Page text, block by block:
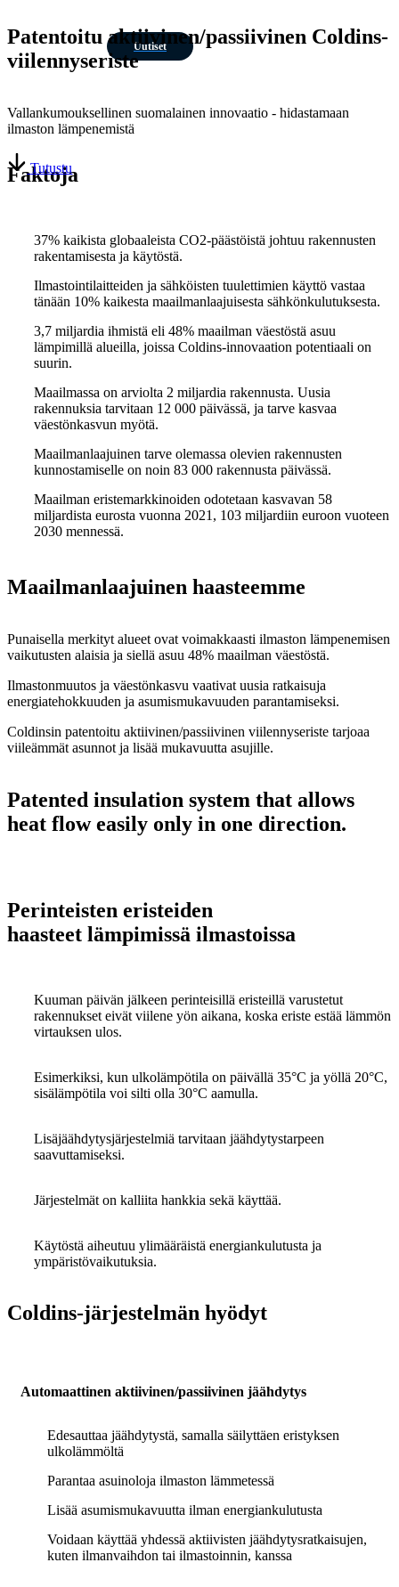
Uutiset
Patentoitu aktiivinen/passiivinen Coldins-
viilennyseriste
Vallankumouksellinen suomalainen innovaatio - hidastamaan
ilmaston lämpenemistä
Tutustu
Faktoja
37% kaikista globaaleista CO2-päästöistä johtuu rakennusten
rakentamisesta ja käytöstä.
Ilmastointilaitteiden ja sähköisten tuulettimien käyttö vastaa
tänään 10% kaikesta maailmanlaajuisesta sähkönkulutuksesta.
3,7 miljardia ihmistä eli 48% maailman väestöstä asuu
lämpimillä alueilla, joissa Coldins-innovaation potentiaali on
suurin.
Maailmassa on arviolta 2 miljardia rakennusta. Uusia
rakennuksia tarvitaan 12 000 päivässä, ja tarve kasvaa
väestönkasvun myötä.
Maailmanlaajuinen tarve olemassa olevien rakennusten
kunnostamiselle on noin 83 000 rakennusta päivässä.
Maailman eristemarkkinoiden odotetaan kasvavan 58
miljardista eurosta vuonna 2021, 103 miljardiin euroon vuoteen
2030 mennessä.
Maailmanlaajuinen haasteemme
Punaisella merkityt alueet ovat voimakkaasti ilmaston lämpenemisen
vaikutusten alaisia ja siellä asuu 48% maailman väestöstä.
Ilmastonmuutos ja väestönkasvu vaativat uusia ratkaisuja
energiatehokkuuden ja asumismukavuuden parantamiseksi.
Coldinsin patentoitu aktiivinen/passiivinen viilennyseriste tarjoaa
viileämmät asunnot ja lisää mukavuutta asujille.
Patented insulation system that allows
heat flow easily only in one direction.
ulos, viilentäen sisätilat.
Perinteisten eristeiden
haasteet lämpimissä ilmastoissa
Kuuman päivän jälkeen perinteisillä eristeillä varustetut
rakennukset eivät viilene yön aikana, koska eriste estää lämmön
virtauksen ulos.
Esimerkiksi, kun ulkolämpötila on päivällä 35°C ja yöllä 20°C,
sisälämpötila voi silti olla 30°C aamulla.
Lisäjäähdytysjärjestelmiä tarvitaan jäähdytystarpeen
saavuttamiseksi.
Järjestelmät on kalliita hankkia sekä käyttää.
Käytöstä aiheutuu ylimääräistä energiankulutusta ja
ympäristövaikutuksia.
Coldins-järjestelmän hyödyt
Automaattinen aktiivinen/passiivinen jäähdytys
Edesauttaa jäähdytystä, samalla säilyttäen eristyksen
ulkolämmöltä
Parantaa asuinoloja ilmaston lämmetessä
Lisää asumismukavuutta ilman energiankulutusta
Voidaan käyttää yhdessä aktiivisten jäähdytysratkaisujen,
kuten ilmanvaihdon tai ilmastoinnin, kanssa